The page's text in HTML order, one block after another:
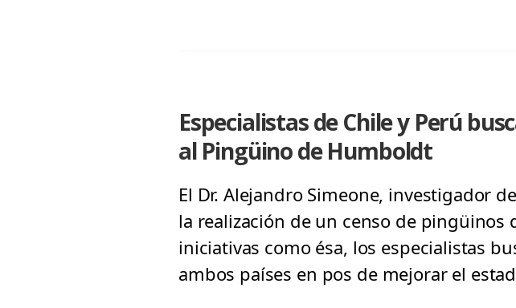
Especialistas de Chile y Perú
al Pingüino de Humboldt
El Dr. Alejandro Simeone, investigador
la realización de un censo de pingüinos
iniciativas como ésa, los especialistas
ambos países en pos de mejorar el